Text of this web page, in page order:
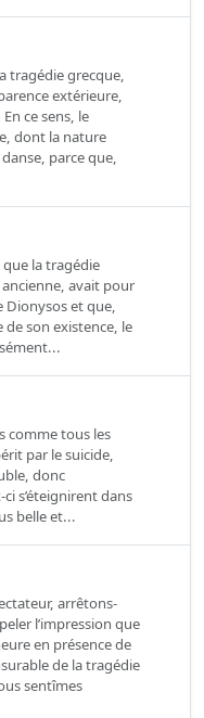
tragédie grecque,
extérieure,
ce sens, le
dont la nature
parce que,
la tragédie
avait pour
Dionysos et que,
son existence, le
comme tous les
par le suicide,
donc
s’éteignirent dans
belle et...
arrêtons-
l’impression que
en présence de
de la tragédie
sentîmes